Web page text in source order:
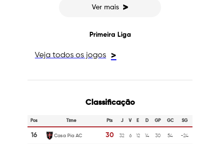
Ver mais >
Primeira Liga
Veja todos os jogos >
Classificação
Pos Time Pts J V E D GP GC SG
16 Casa Pia AC 30 32 6 12 14 30 54 -24